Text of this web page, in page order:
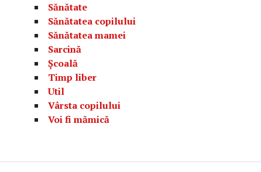
Sănătate
Sănătatea copilului
Sănătatea mamei
Sarcină
Școală
Timp liber
Util
Vârsta copilului
Voi fi mămică